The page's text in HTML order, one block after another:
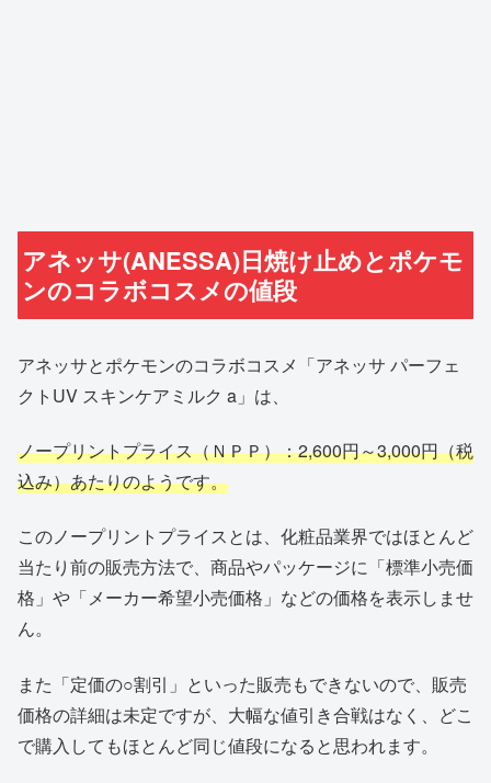
アネッサ(ANESSA)日焼け止めとポケモ
ンのコラボコスメの値段
アネッサとポケモンのコラボコスメ「アネッサ パーフェ
クトUV スキンケアミルク a」は、
ノープリントプライス（ＮＰＰ）：2,600円～3,000円（税
込み）あたりのようです。
このノープリントプライスとは、化粧品業界ではほとんど
当たり前の販売方法で、商品やパッケージに「標準小売価
格」や「メーカー希望小売価格」などの価格を表示しませ
ん。
また「定価の○割引」といった販売もできないので、販売
価格の詳細は未定ですが、大幅な値引き合戦はなく、どこ
で購入してもほとんど同じ値段になると思われます。